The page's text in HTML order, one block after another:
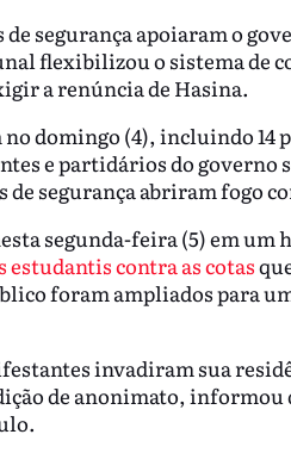
segurança apoiaram o
flexibilizou o sistema de
a renúncia de Hasina.
no domingo (4), incluindo
e partidários do governo
de segurança abriram fogo
segunda-feira (5) em
estudantis contra as cotas
foram ampliados para
invadiram sua
de anonimato,